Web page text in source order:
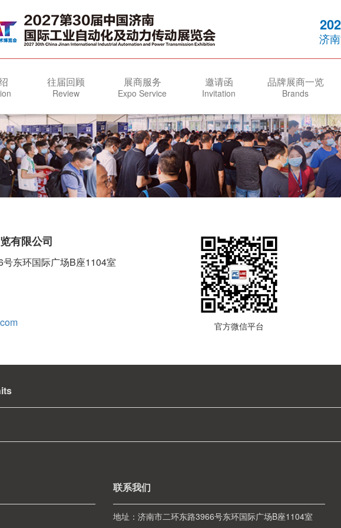
济
往届回顾
Review
展商服务
Expo Service
邀请函
Invitation
品牌展商一览
Brands
有限公司
官方微信平台
东环国际广场B座1104室
联系我们
地址：济南市二环东路3966号东环国际广场B座1104室